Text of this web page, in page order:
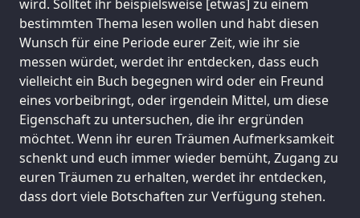
wird. Solltet ihr beispielsweise [etwas] zu einem
bestimmten Thema lesen wollen und habt diesen
Wunsch für eine Periode eurer Zeit, wie ihr sie
messen würdet, werdet ihr entdecken, dass euch
vielleicht ein Buch begegnen wird oder ein Freund
eines vorbeibringt, oder irgendein Mittel, um diese
Eigenschaft zu untersuchen, die ihr ergründen
möchtet. Wenn ihr euren Träumen Aufmerksamkeit
schenkt und euch immer wieder bemüht, Zugang zu
euren Träumen zu erhalten, werdet ihr entdecken,
dass dort viele Botschaften zur Verfügung stehen.